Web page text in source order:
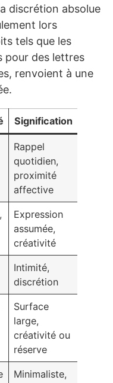
discrétion absolue
lors
tels que les
pour des lettres
renvoient à une
Signification
Rappel
quotidien,
proximité
affective
Expression
assumée,
créativité
Intimité,
discrétion
Surface
large,
créativité ou
réserve
Minimaliste,